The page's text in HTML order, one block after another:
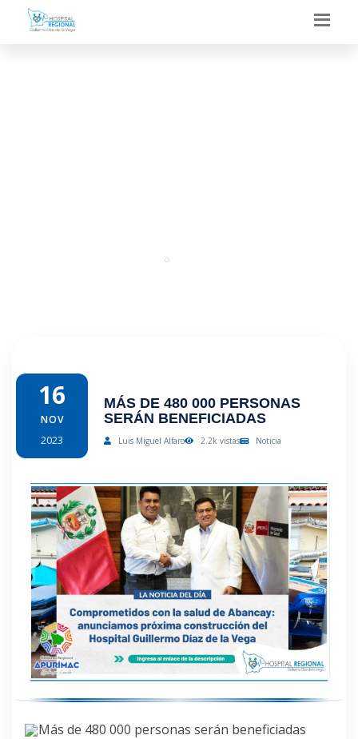
16
NOV
2023
MÁS DE 480 000 PERSONAS
SERÁN BENEFICIADAS
Luis Miguel Alfaro 2.2k vistas Noticia
Más de 480 000 personas serán beneficiadas